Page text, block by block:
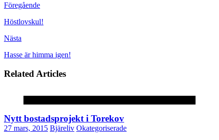
Föregående
Höstlovskul!
Nästa
Hasse är himma igen!
Related Articles
Nytt bostadsprojekt i Torekov
27 mars, 2015 Bjäreliv Okategoriserade